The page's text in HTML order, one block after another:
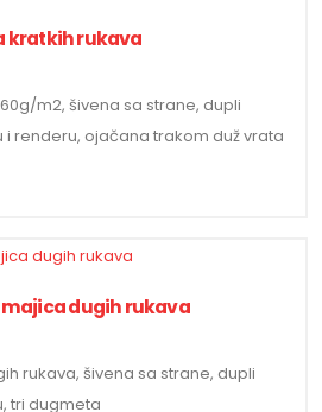
kratkih rukava
m2, šivena sa strane, dupli
i renderu, ojačana trakom duž vrata
majica dugih rukava
rukava, šivena sa strane, dupli
tri dugmeta